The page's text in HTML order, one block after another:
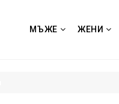
МЪЖЕ ЖЕНИ